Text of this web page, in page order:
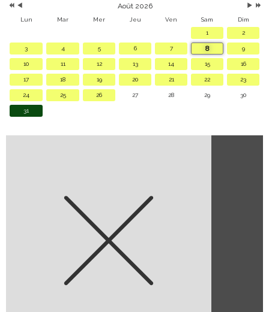
Août 2026
Lun Mar Mer Jeu Ven Sam
Dim
1
2
3 4 5 6 7 8 9
10 11 12 13 14 15 16
17 18 19 20 21 22 23
24 25 26 27 28 29 30
31